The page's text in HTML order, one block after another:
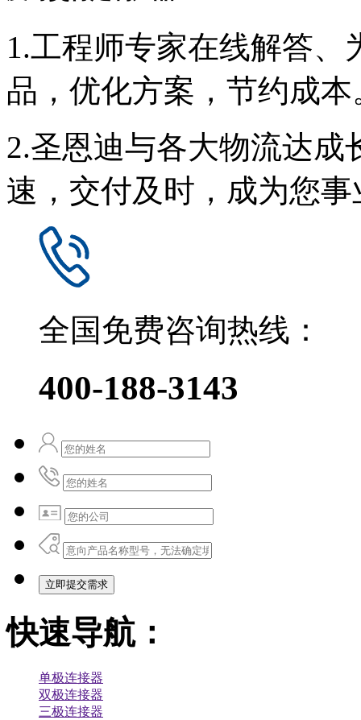
1.工程师专家在线解答
品，优化方案，节约成本
2.圣恩迪与各大物流达成
速，交付及时，成为您
全国免费咨询热线：
400-188-3143
立即提交需求
快速导航：
单极连接器
双极连接器
三极连接器